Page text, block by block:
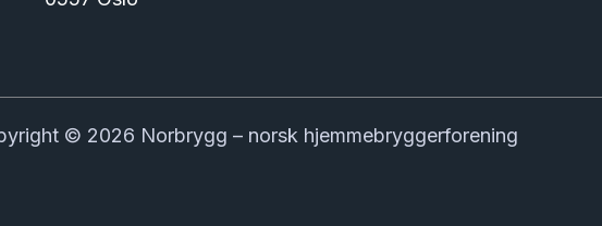
© 2026 Norbrygg – norsk hjemmebryggerforening